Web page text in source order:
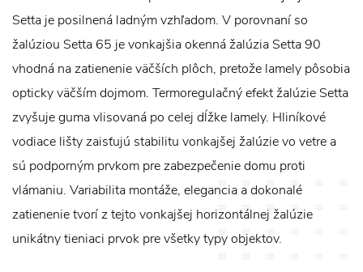
Setta je posilnená ladným vzhľadom. V porovnaní so
žalúziou Setta 65 je vonkajšia okenná žalúzia Setta 90
vhodná na zatienenie väčších plôch, pretože lamely pôsobia
opticky väčším dojmom. Termoregulačný efekt žalúzie Setta
zvyšuje guma vlisovaná po celej dĺžke lamely. Hliníkové
vodiace lišty zaisťujú stabilitu vonkajšej žalúzie vo vetre a
sú podporným prvkom pre zabezpečenie domu proti
vlámaniu. Variabilita montáže, elegancia a dokonalé
zatienenie tvorí z tejto vonkajšej horizontálnej žalúzie
unikátny tieniaci prvok pre všetky typy objektov.